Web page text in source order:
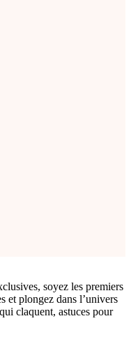
soyez les premiers
et plongez dans l’univers
claquent, astuces pour